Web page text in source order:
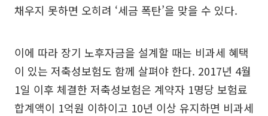
채우지 못하면 오히려 ‘세금 폭탄’을 맞을 수 있다.
이에 따라 장기 노후자금을 설계할 때는 비과세 혜택
이 있는 저축성보험도 함께 살펴야 한다. 2017년 4월
1일 이후 체결한 저축성보험은 계약자 1명당 보험료
합계액이 1억원 이하이고 10년 이상 유지하면 비과세